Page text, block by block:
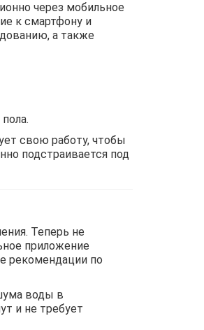
через мобильное
к смартфону и
а также
свою работу, чтобы
подстраивается под
Теперь не
приложение
рекомендации по
воды в
и не требует